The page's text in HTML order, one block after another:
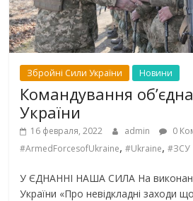
Збройні Сили України Новини
Командування
України
16 февраля, 2022 admin
0
#ArmedForcesofUkraine,#Ukraine,#ЗСУ
У ЄДНАННІ НАША СИЛА На
України «Про невідкладні заходи